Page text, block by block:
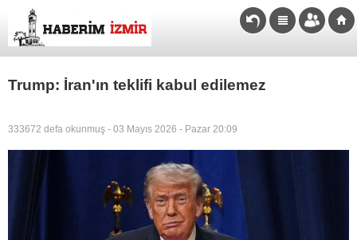
Trump: İran'ın teklifi kabul edilemez
333672 defa okunmuş - 03 Mayıs 2026 - Pazar 20:09